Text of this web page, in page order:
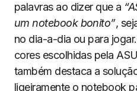
palavras ao dizer que a
um notebook bonito”,
no dia-a-dia ou para
cores escolhidas pela
também destaca a
ligeiramente o notebook